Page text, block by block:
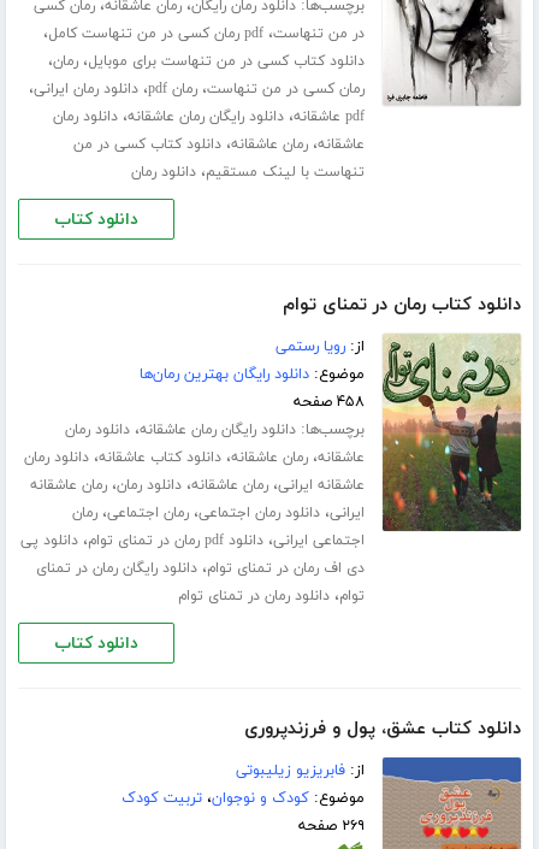
برچسب‌ها:دانلود رمان رایگان،رمان عاشقانه،رمان کسی
در من تنهاست،pdf رمان کسی در من تنهاست کامل ،
دانلود کتاب کسی در من تنهاست برای موبایل،رمان،
رمان کسی در من تنهاست،رمان pdf ،دانلود رمان ایرانی،
pdf عاشقانه ،دانلود رایگان رمان عاشقانه،دانلود رمان
عاشقانه،رمان عاشقانه،دانلود کتاب کسی در من
تنهاست با لینک مستقیم،دانلود رمان
دانلود کتاب
دانلود کتاب رمان در تمنای توام
از:رویا رستمی
موضوع:دانلود رایگان بهترین رمان‌ها
۴۵۸ صفحه
برچسب‌ها:دانلود رایگان رمان عاشقانه،دانلود رمان
عاشقانه،رمان عاشقانه،دانلود کتاب عاشقانه،دانلود رمان
عاشقانه ایرانی،رمان عاشقانه،دانلود رمان،رمان عاشقانه
ایرانی،دانلود رمان اجتماعی،رمان اجتماعی،رمان
اجتماعی ایرانی،دانلود pdf رمان در تمنای توام ،دانلود پی
دی اف رمان در تمنای توام،دانلود رایگان رمان در تمنای
توام،دانلود رمان در تمنای توام
دانلود کتاب
دانلود کتاب عشق، پول و فرزند‌پروری
از:فابریزیو زیلیبوتی
موضوع:کودک و نوجوان،تربیت کودک
۲۶۹ صفحه